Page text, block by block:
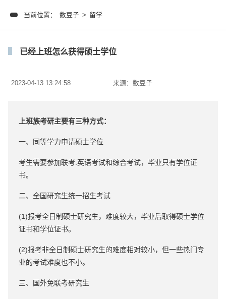
当前位置： 数豆子 > 留学
已经上班怎么获得硕士学位
2023-04-13 13:24:58 来源： 数豆子
上班族考研主要有三种方式：
一、同等学力申请硕士学位
考生需要参加联考.英语考试和综合考试，毕业只有学位证
书。
二、全国研究生统一招生考试
(1)报考全日制硕士研究生，难度较大，毕业后取得硕士学位
证书和学位证书。
(2)报考非全日制硕士研究生的难度相对较小，但一些热门专
业的考试难度也不小。
三、国外免联考研究生